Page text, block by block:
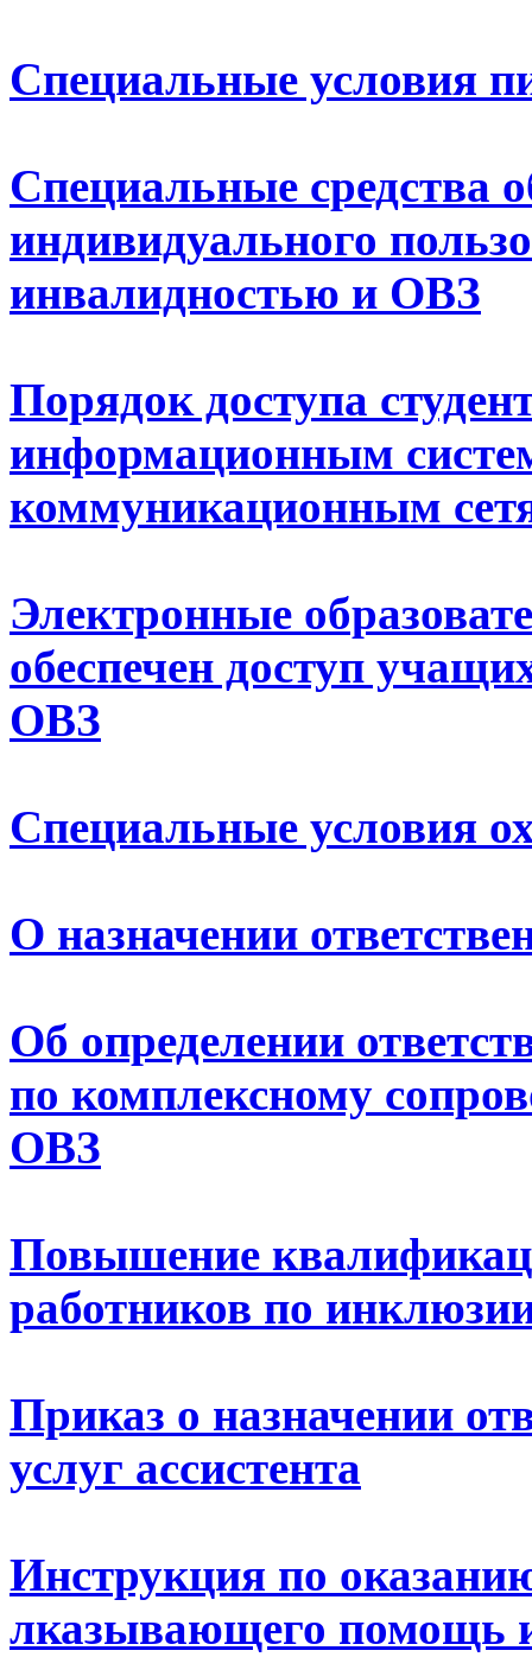
Специальные условия
Специальные средства
индивидуального
инвалидностью и ОВЗ
Порядок доступа
информационным
коммуникационным
Электронные
обеспечен доступ
ОВЗ
Специальные условия
О назначении
Об определении
по комплексному
ОВЗ
Повышение
работников по
Приказ о назначении
услуг ассистента
Инструкция по
лказывающего помощь